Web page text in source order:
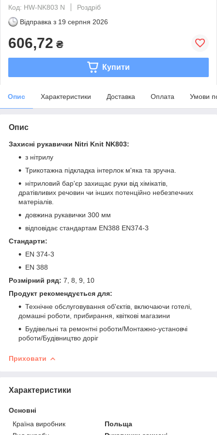
Код: HW-NK803 N
Роздріб
Відправка з 19 серпня 2026
606,72 ₴
Купити
Опис Характеристики Доставка Оплата Умови
Опис
Захисні рукавички Nitri Knit NK803:
з нітрилу
Трикотажна підкладка інтерлок м'яка та зручна.
нітриловий бар'єр захищає руки від хімікатів,
дратівливих речовин чи інших потенційно небезпечних
матеріалів.
довжина рукавички 300 мм
відповідає стандартам EN388 EN374-3
Стандарти:
EN 374-3
EN 388
Розмірний ряд: 7, 8, 9, 10
Продукт рекомендується для:
Технічне обслуговування об'єктів, включаючи готелі,
домашні роботи, прибирання, квіткові магазини
Будівельні та ремонтні роботи/Монтажно-установчі
роботи/Будівництво доріг
Приховати
Характеристики
Основні
Країна виробник
Польща